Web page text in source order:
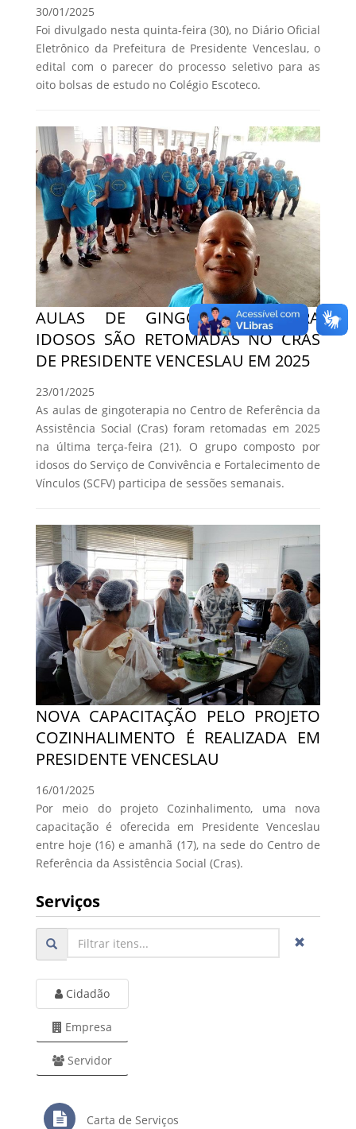
30/01/2025
Foi divulgado nesta quinta-feira (30), no Diário Oficial
Eletrônico da Prefeitura de Presidente Venceslau, o
edital com o parecer do processo seletivo para as
oito bolsas de estudo no Colégio Escoteco.
AULAS DE GINGOTERAPIA PARA
IDOSOS SÃO RETOMADAS NO CRAS
DE PRESIDENTE VENCESLAU EM 2025
23/01/2025
As aulas de gingoterapia no Centro de Referência da
Assistência Social (Cras) foram retomadas em 2025
na última terça-feira (21). O grupo composto por
idosos do Serviço de Convivência e Fortalecimento de
Vínculos (SCFV) participa de sessões semanais.
NOVA CAPACITAÇÃO PELO PROJETO
COZINHALIMENTO É REALIZADA EM
PRESIDENTE VENCESLAU
16/01/2025
Por meio do projeto Cozinhalimento, uma nova
capacitação é oferecida em Presidente Venceslau
entre hoje (16) e amanhã (17), na sede do Centro de
Referência da Assistência Social (Cras).
Serviços
Cidadão
Empresa
Servidor
Carta de Serviços